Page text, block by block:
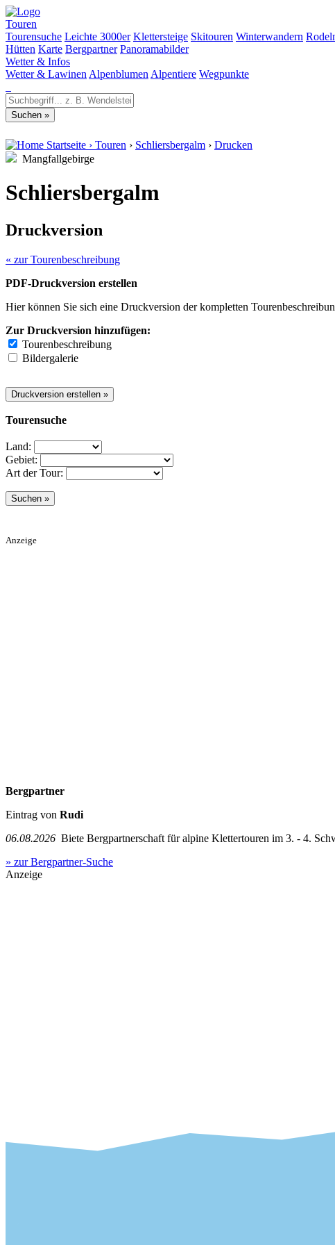
Touren
Tourensuche Leichte 3000er Klettersteige Skitouren Winterwandern
Hütten Karte Bergpartner Panoramabilder
Wetter & Infos
Wetter & Lawinen Alpenblumen Alpentiere Wegpunkte
Startseite › Touren › Schliersbergalm › Drucken
Mangfallgebirge
Schliersbergalm
Druckversion
« zur Tourenbeschreibung
PDF-Druckversion erstellen
Hier können Sie sich eine Druckversion der kompletten
Zur Druckversion hinzufügen:
Tourenbeschreibung
Bildergalerie
Tourensuche
Land:
Gebiet:
Art der Tour:
Anzeige
Bergpartner
Eintrag von Rudi
06.08.2026 Biete Bergpartnerschaft für alpine Klettertouren im 3. - 4.
» zur Bergpartner-Suche
Anzeige